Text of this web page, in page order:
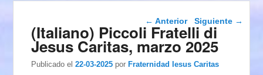
Navegación de
entradas
← Anterior Siguiente →
(Italiano) Piccoli Fratelli di
Jesus Caritas, marzo 2025
Publicado el 22-03-2025 porFraternidad Iesus Caritas